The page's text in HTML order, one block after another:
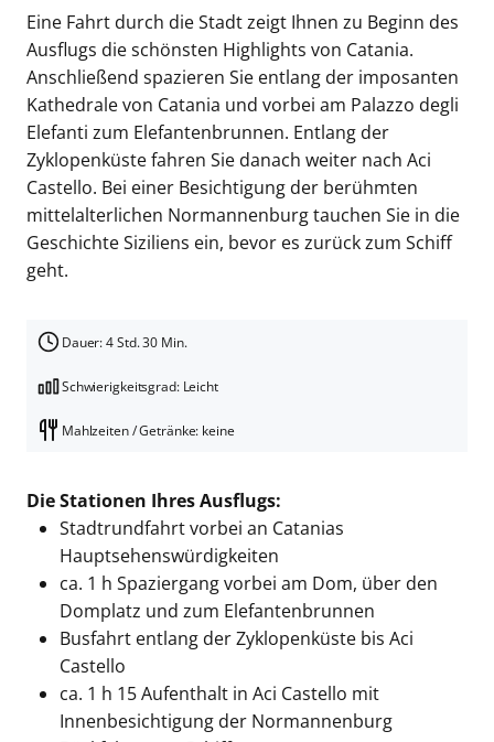
Eine Fahrt durch die Stadt zeigt Ihnen zu Beginn des
Ausflugs die schönsten Highlights von Catania.
Anschließend spazieren Sie entlang der imposanten
Kathedrale von Catania und vorbei am Palazzo degli
Elefanti zum Elefantenbrunnen. Entlang der
Zyklopenküste fahren Sie danach weiter nach Aci
Castello. Bei einer Besichtigung der berühmten
mittelalterlichen Normannenburg tauchen Sie in die
Geschichte Siziliens ein, bevor es zurück zum Schiff
geht.
Dauer: 4 Std. 30 Min.
Schwierigkeitsgrad: Leicht
Mahlzeiten / Getränke: keine
Die Stationen Ihres Ausflugs:
Stadtrundfahrt vorbei an Catanias
Hauptsehenswürdigkeiten
ca. 1 h Spaziergang vorbei am Dom, über den
Domplatz und zum Elefantenbrunnen
Busfahrt entlang der Zyklopenküste bis Aci
Castello
ca. 1 h 15Aufenthalt in Aci Castello mit
Innenbesichtigung der Normannenburg